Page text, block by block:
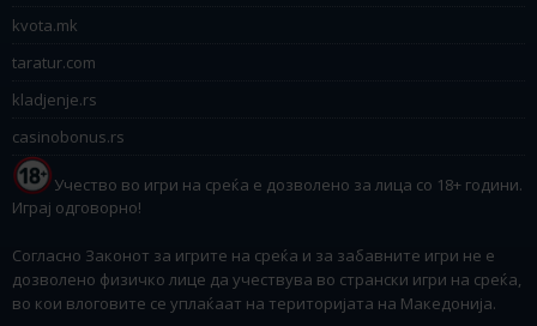
kvota.mk
taratur.com
kladjenje.rs
casinobonus.rs
Учество во игри на среќа е дозволено за лица со 18+ години.
Играј одговорно!
Согласно Законот за игрите на среќа и за забавните игри не е
дозволено физичко лице да учествува во странски игри на среќа,
во кои влоговите се уплаќаат на територијата на Македонија.